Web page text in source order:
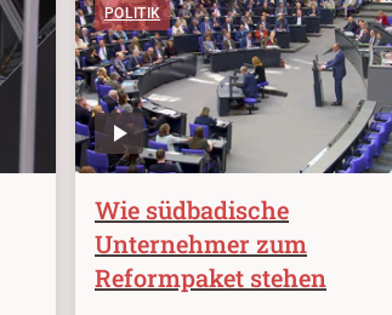
POLITIK
Wie südbadische
Unternehmer zum
Reformpaket stehen